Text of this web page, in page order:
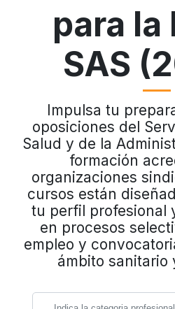
para la
SAS
Impulsa tu
oposiciones del
Salud y de la
formación
organizaciones
cursos están
tu perfil profesional
en procesos
empleo y
ámbito sanitario